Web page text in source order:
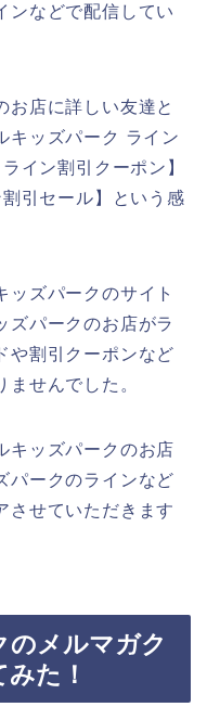
ンなどで配信してい
お店に詳しい友達と
キッズパーク ライン
イン割引クーポン】
引セール】という感
ッズパークのサイト
ズパークのお店がラ
や割引クーポンなど
せんでした。
キッズパークのお店
パークのラインなど
させていただきます
のメルマガク
た！